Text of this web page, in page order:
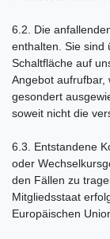
6.2. Die
enthalten. Sie sind
Schaltfläche auf
Angebot aufrufbar,
gesondert
soweit nicht die
6.3. Entstandene
oder
den Fällen zu
Mitgliedsstaat
Europäischen